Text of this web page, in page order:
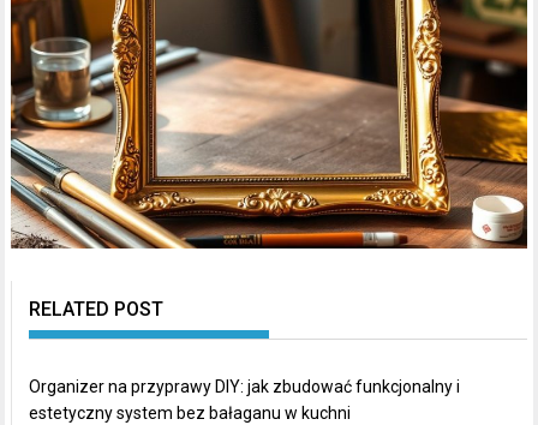
RELATED POST
Organizer na przyprawy DIY: jak zbudować funkcjonalny i
estetyczny system bez bałaganu w kuchni